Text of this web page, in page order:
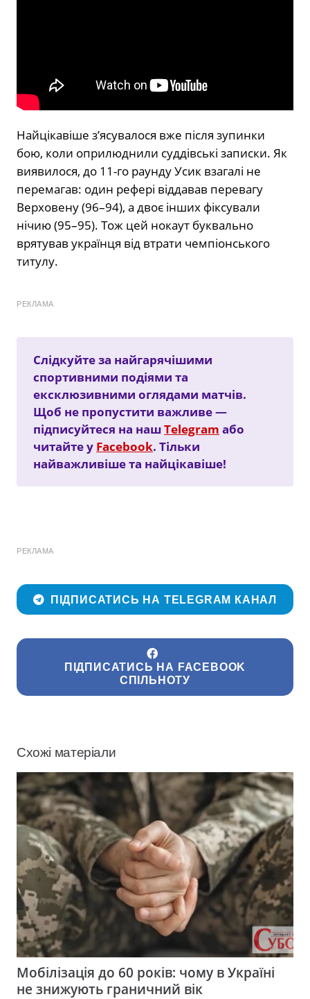
Найцікавіше з’ясувалося вже після зупинки
бою, коли оприлюднили суддівські записки. Як
виявилося, до 11-го раунду Усик взагалі не
перемагав: один рефері віддавав перевагу
Верховену (96–94), а двоє інших фіксували
нічию (95–95). Тож цей нокаут буквально
врятував українця від втрати чемпіонського
титулу.
РЕКЛАМА
Слідкуйте за найгарячішими
спортивними подіями та
ексклюзивними оглядами матчів.
Щоб не пропустити важливе —
підписуйтеся на нашTelegram або
читайте у Facebook. Тільки
найважливіше та найцікавіше!
РЕКЛАМА
ПІДПИСАТИСЬ НА TELEGRAM КАНАЛ
ПІДПИСАТИСЬ НА FACEBOOK
СПІЛЬНОТУ
Схожі матеріали
Мобілізація до 60 років: чому в Україні
не знижують граничний вік